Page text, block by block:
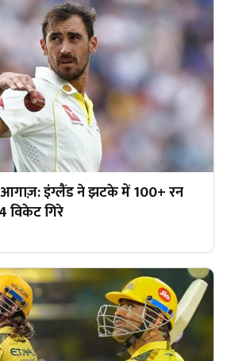
इंग्लैंड ने झटके में 100+ रन
विकेट गिरे